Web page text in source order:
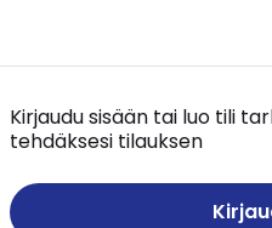
Kirjaudu sisään tai luo tili
tehdäksesi tilauksen